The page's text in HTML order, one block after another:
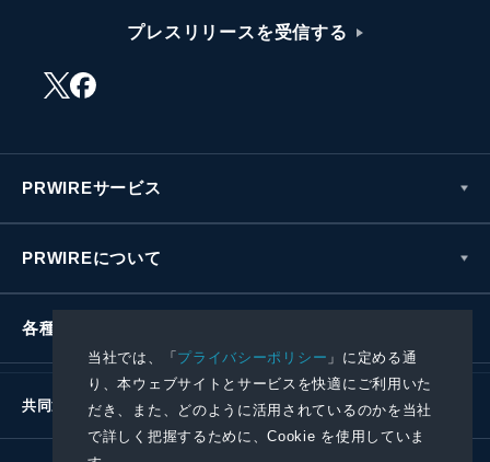
当社では、「プライバシーポリシー 」に定める通
り、本ウェブサイトとサービスを快適にご利用いた
だき、また、どのように活用されているのかを当社
で詳しく把握するために、Cookie を使用していま
プレスリリースを受信する
PRWIREサービス
PRWIREについて
各種お問い合わせ
共同通信社グループ